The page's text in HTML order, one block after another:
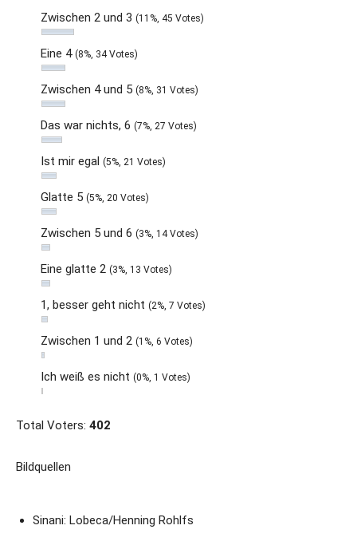
Zwischen 2 und 3 (11%, 45 Votes)
Eine 4 (8%, 34 Votes)
Zwischen 4 und 5 (8%, 31 Votes)
Das war nichts, 6 (7%, 27 Votes)
Ist mir egal (5%, 21 Votes)
Glatte 5 (5%, 20 Votes)
Zwischen 5 und 6 (3%, 14 Votes)
Eine glatte 2 (3%, 13 Votes)
1, besser geht nicht (2%, 7 Votes)
Zwischen 1 und 2 (1%, 6 Votes)
Ich weiß es nicht (0%, 1 Votes)
Total Voters: 402
Bildquellen
Sinani: Lobeca/Henning Rohlfs